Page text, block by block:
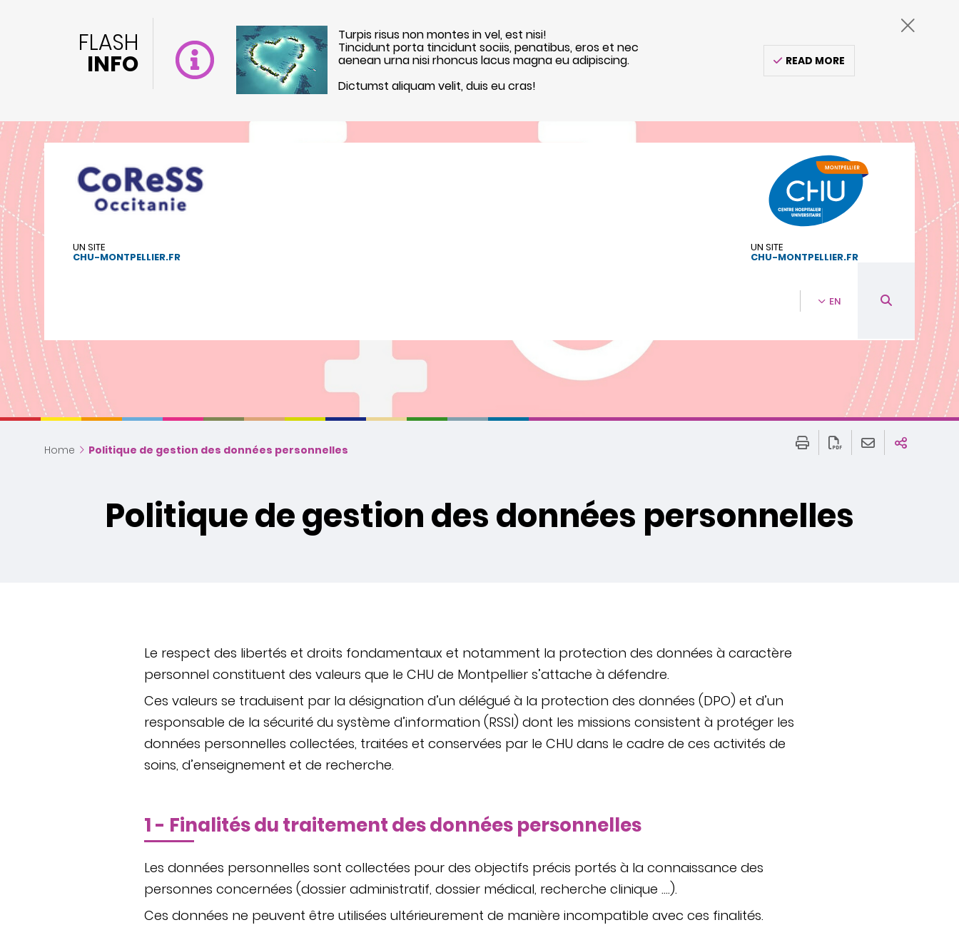
FLASH
INFO
Turpis risus non montes in vel, est nisi!
Tincidunt porta tincidunt sociis, penatibus, eros et nec
aenean urna nisi rhoncus lacus magna eu adipiscing.
Dictumst aliquam velit, duis eu cras!
READ MORE
UN SITE
CHU-MONTPELLIER.FR
UN SITE
CHU-MONTPELLIER.FR
EN
Home Politique de gestion des données personnelles
Politique de gestion des données personnelles
Le respect des libertés et droits fondamentaux et notamment la protection des données à caractère
personnel constituent des valeurs que le CHU de Montpellier s’attache à défendre.
Ces valeurs se traduisent par la désignation d’un délégué à la protection des données (DPO) et d’un
responsable de la sécurité du système d’information (RSSI) dont les missions consistent à protéger les
données personnelles collectées, traitées et conservées par le CHU dans le cadre de ces activités de
soins, d’enseignement et de recherche.
1 - Finalités du traitement des données personnelles
Les données personnelles sont collectées pour des objectifs précis portés à la connaissance des
personnes concernées (dossier administratif, dossier médical, recherche clinique ….).
Ces données ne peuvent être utilisées ultérieurement de manière incompatible avec ces finalités.